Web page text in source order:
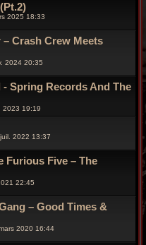
2025 18:33
Crash Crew Meets
2024 20:35
Spring Records And The
2023 19:19
2022 13:37
Furious Five – The
22:45
– Good Times &
2020 16:44